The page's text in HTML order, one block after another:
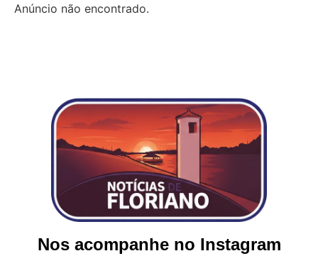
Anúncio não encontrado.
Nos acompanhe no Instagram